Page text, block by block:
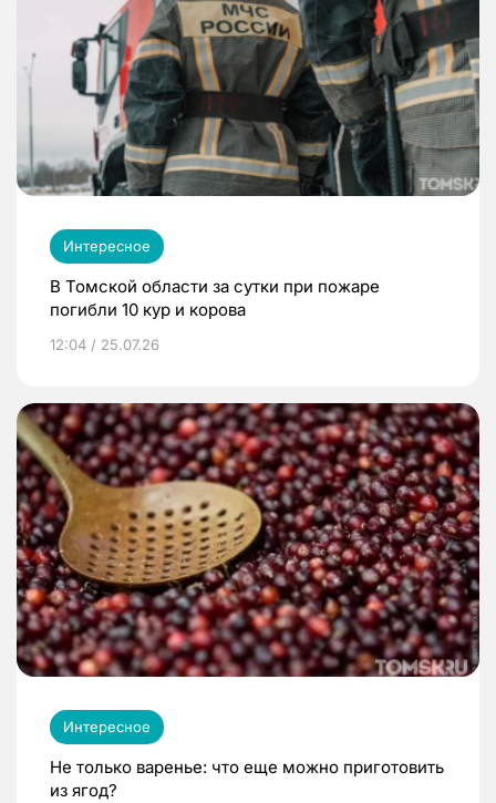
Интересное
В Томской области за сутки при пожаре
погибли 10 кур и корова
12:04 / 25.07.26
Интересное
Не только варенье: что еще можно приготовить
из ягод?